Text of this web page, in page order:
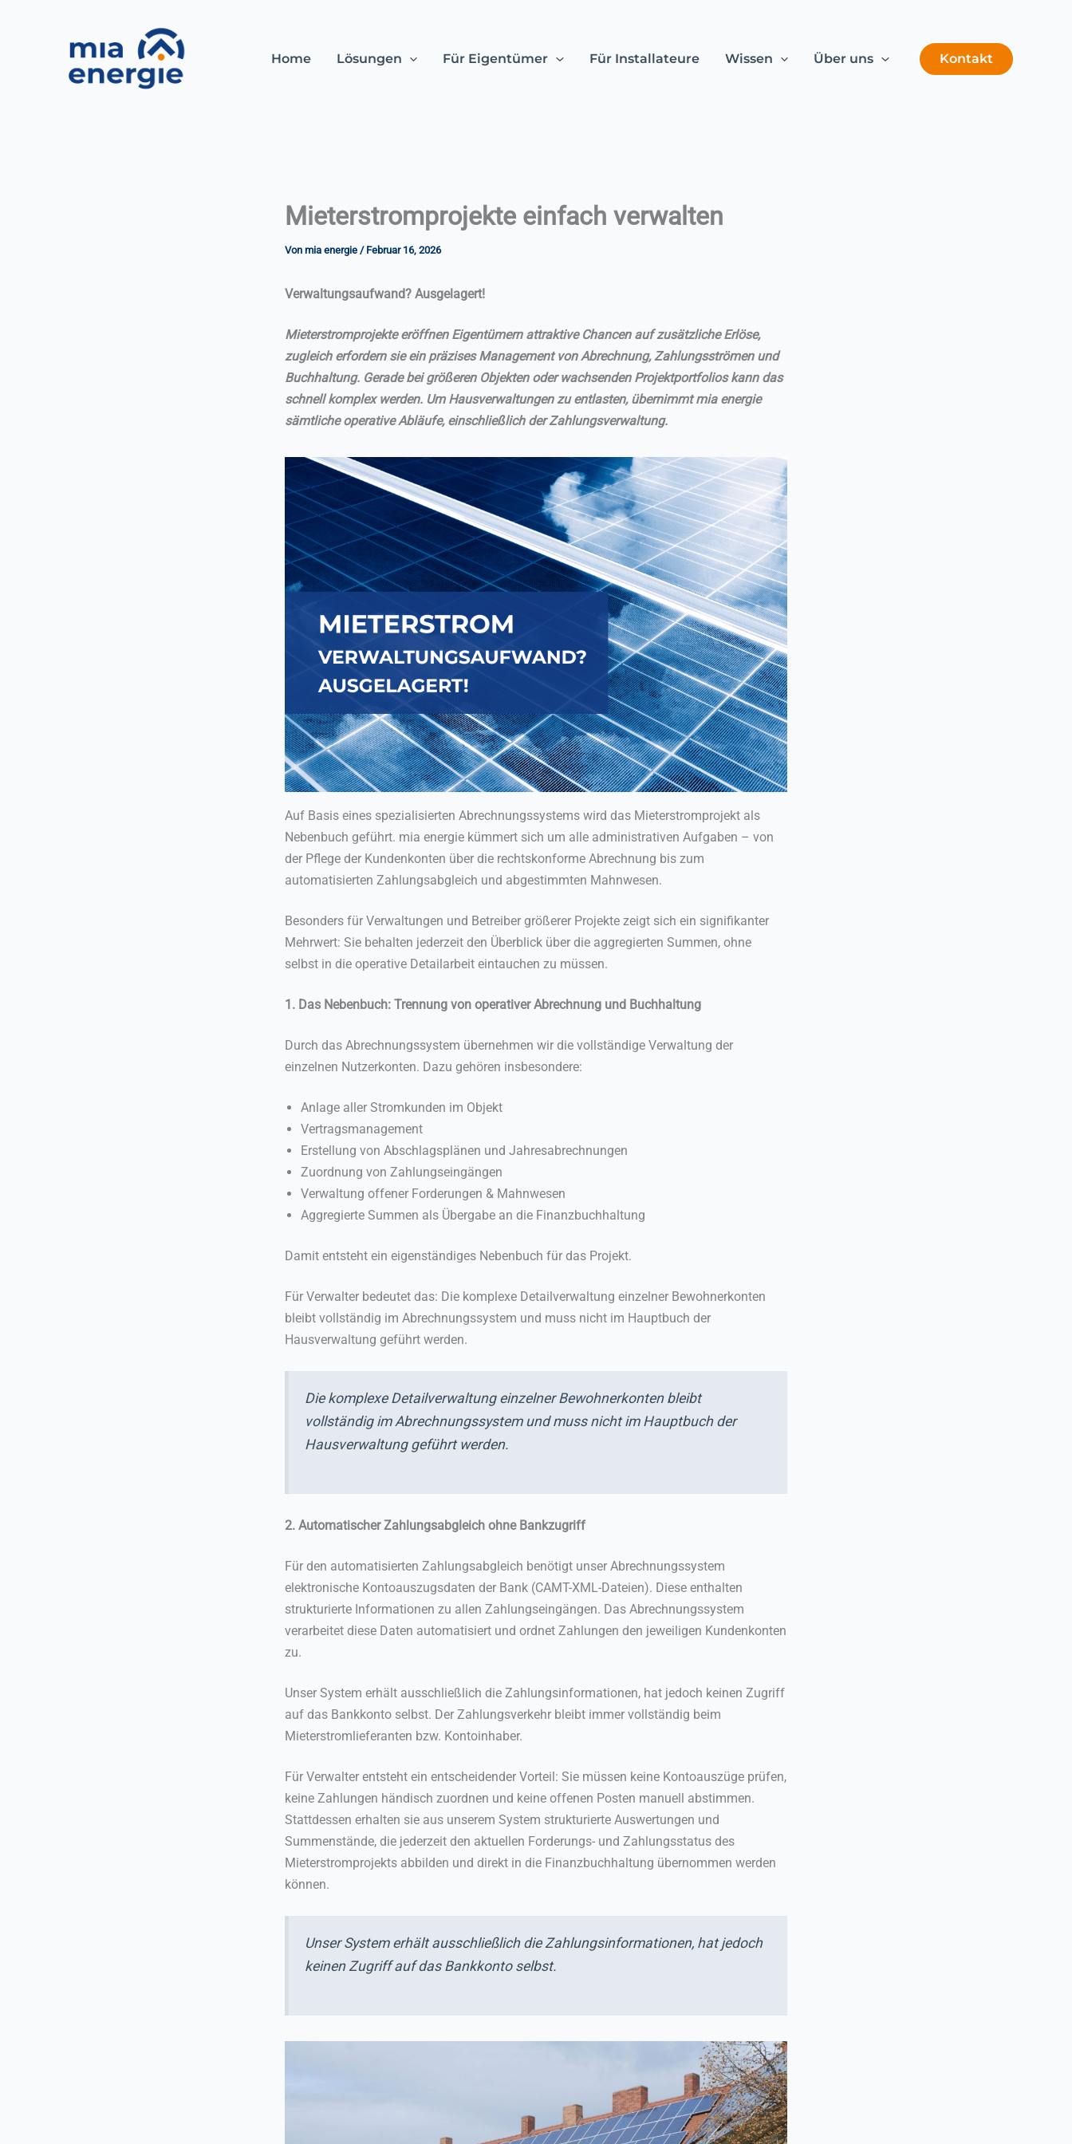
Home Lösungen Für Eigentümer Für Installateure Wissen Über uns Kontakt
Mieterstromprojekte einfach verwalten
Von mia energie / Februar 16, 2026
Verwaltungsaufwand? Ausgelagert!
Mieterstromprojekte eröffnen Eigentümern attraktive Chancen auf zusätzliche Erlöse,
zugleich erfordern sie ein präzises Management von Abrechnung, Zahlungsströmen und
Buchhaltung. Gerade bei größeren Objekten oder wachsenden Projektportfolios kann das
schnell komplex werden. Um Hausverwaltungen zu entlasten, übernimmt mia energie
sämtliche operative Abläufe, einschließlich der Zahlungsverwaltung.
Auf Basis eines spezialisierten Abrechnungssystems wird das Mieterstromprojekt als
Nebenbuch geführt. mia energie kümmert sich um alle administrativen Aufgaben – von
der Pflege der Kundenkonten über die rechtskonforme Abrechnung bis zum
automatisierten Zahlungsabgleich und abgestimmten Mahnwesen.
Besonders für Verwaltungen und Betreiber größerer Projekte zeigt sich ein signifikanter
Mehrwert: Sie behalten jederzeit den Überblick über die aggregierten Summen, ohne
selbst in die operative Detailarbeit eintauchen zu müssen.
1. Das Nebenbuch: Trennung von operativer Abrechnung und Buchhaltung
Durch das Abrechnungssystem übernehmen wir die vollständige Verwaltung der
einzelnen Nutzerkonten. Dazu gehören insbesondere:
Anlage aller Stromkunden im Objekt
Vertragsmanagement
Erstellung von Abschlagsplänen und Jahresabrechnungen
Zuordnung von Zahlungseingängen
Verwaltung offener Forderungen & Mahnwesen
Aggregierte Summen als Übergabe an die Finanzbuchhaltung
Damit entsteht ein eigenständiges Nebenbuch für das Projekt.
Für Verwalter bedeutet das: Die komplexe Detailverwaltung einzelner Bewohnerkonten
bleibt vollständig im Abrechnungssystem und muss nicht im Hauptbuch der
Hausverwaltung geführt werden.
Die komplexe Detailverwaltung einzelner Bewohnerkonten bleibt
vollständig im Abrechnungssystem und muss nicht im Hauptbuch der
Hausverwaltung geführt werden.
2. Automatischer Zahlungsabgleich ohne Bankzugriff
Für den automatisierten Zahlungsabgleich benötigt unser Abrechnungssystem
elektronische Kontoauszugsdaten der Bank (CAMT-XML-Dateien). Diese enthalten
strukturierte Informationen zu allen Zahlungseingängen. Das Abrechnungssystem
verarbeitet diese Daten automatisiert und ordnet Zahlungen den jeweiligen Kundenkonten
zu.
Unser System erhält ausschließlich die Zahlungsinformationen, hat jedoch keinen Zugriff
auf das Bankkonto selbst. Der Zahlungsverkehr bleibt immer vollständig beim
Mieterstromlieferanten bzw. Kontoinhaber.
Für Verwalter entsteht ein entscheidender Vorteil: Sie müssen keine Kontoauszüge prüfen,
keine Zahlungen händisch zuordnen und keine offenen Posten manuell abstimmen.
Stattdessen erhalten sie aus unserem System strukturierte Auswertungen und
Summenstände, die jederzeit den aktuellen Forderungs- und Zahlungsstatus des
Mieterstromprojekts abbilden und direkt in die Finanzbuchhaltung übernommen werden
können.
Unser System erhält ausschließlich die Zahlungsinformationen, hat jedoch
keinen Zugriff auf das Bankkonto selbst.